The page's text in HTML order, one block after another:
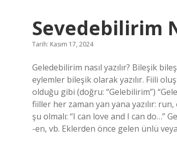
Sevedebilirim
Tarih: Kasım 17, 2024
Geledebilirim nasıl yazılır? Bileşik
eylemler bileşik olarak yazılır. Fiili
olduğu gibi (doğru: “Gelebilirim”)
fiiller her zaman yan yana yazılır: run,
şu olmalı: “I can love and I can do…”
-en, vb. Eklerden önce gelen ünlü